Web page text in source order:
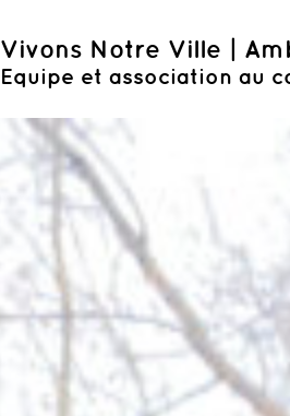
Vivons Notre Ville |
Equipe et association au